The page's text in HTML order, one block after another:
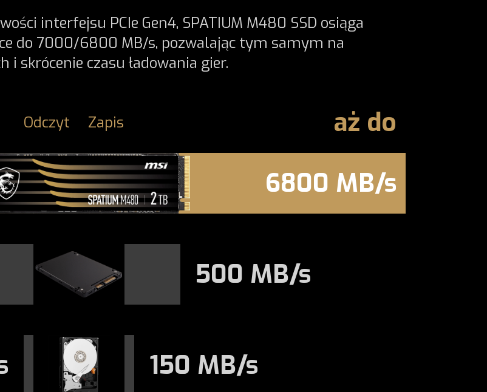
interfejsu PCIe Gen4, SPATIUM M480 SSD osiąga
do 7000/6800 MB/s, pozwalając tym samym na
skrócenie czasu ładowania gier.
Odczyt Zapis
aż do
6800 MB/s
500 MB/s
150 MB/s